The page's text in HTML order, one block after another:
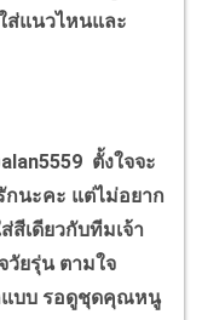
ส่แนวไหนและ
ตั้งใจจะ
นะคะ แต่ไม่อยาก
เดียวกับทีมเจ้า
วัยรุ่น ตามใจ
แบบ รอดูชุดคุณหนู